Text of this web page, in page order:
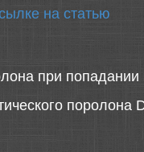
на статью
при